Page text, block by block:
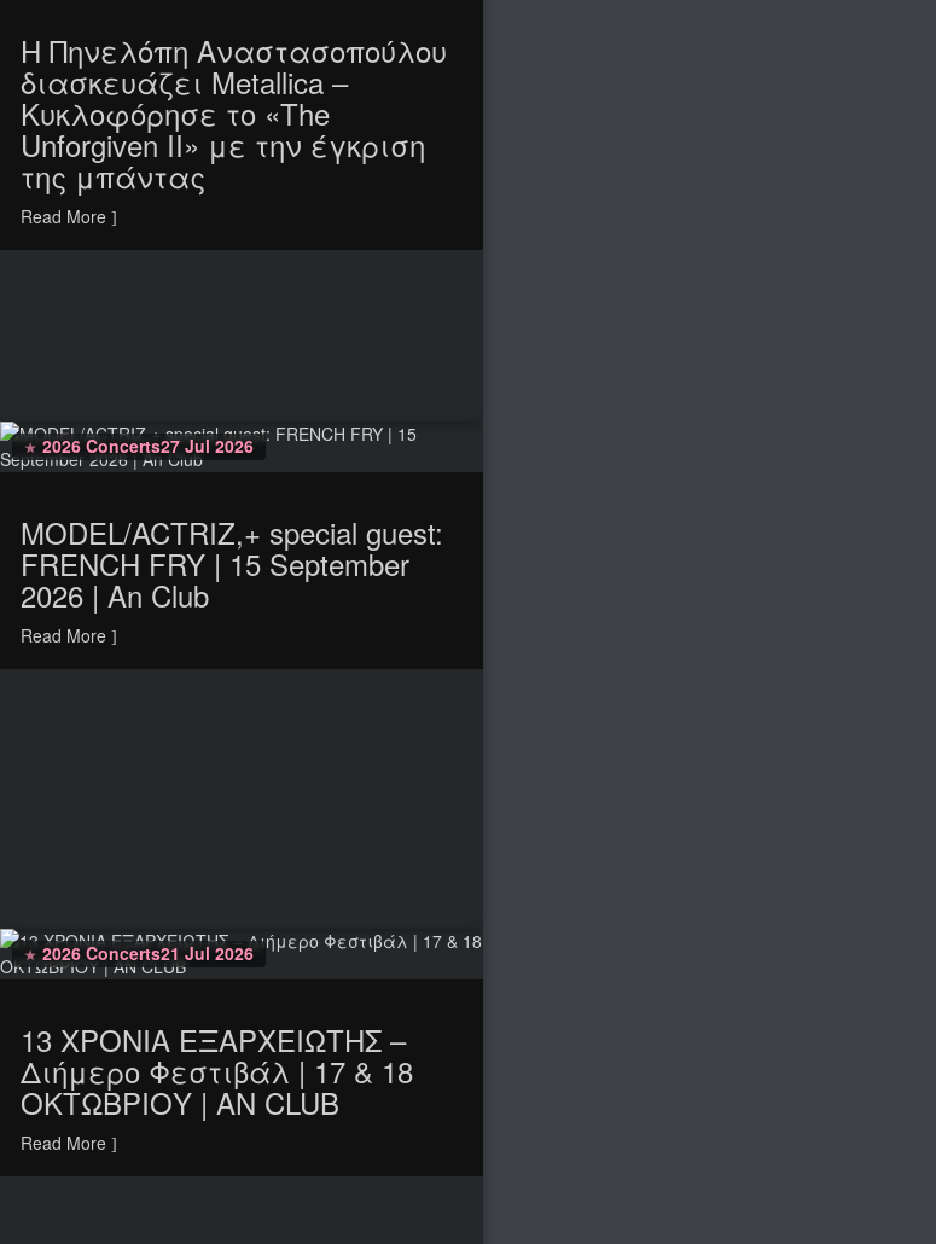
Η Πηνελόπη Αναστασοπούλου
διασκευάζει Metallica –
Κυκλοφόρησε το «The
Unforgiven II» με την έγκριση
της μπάντας
Read More
2026 Concerts27 Jul 2026
MODEL/ACTRIZ,+ special guest:
FRENCH FRY | 15 September
2026 | An Club
Read More
2026 Concerts21 Jul 2026
13 ΧΡΟΝΙΑ ΕΞΑΡΧΕΙΩΤΗΣ –
Διήμερο Φεστιβάλ | 17 & 18
ΟΚΤΩΒΡΙΟΥ | ΑΝ CLUB
Read More